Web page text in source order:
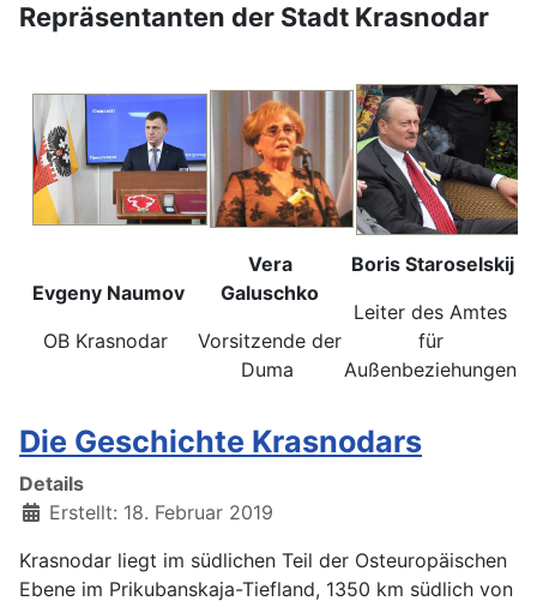
Repräsentanten der Stadt Krasnodar
Evgeny Naumov
OB Krasnodar
Vera
Galuschko
Vorsitzende der
Duma
Boris Staroselskij
Leiter des Amtes
für
Außenbeziehungen
Die Geschichte Krasnodars
Details
Erstellt: 18. Februar 2019
Krasnodar liegt im südlichen Teil der Osteuropäischen
Ebene im Prikubanskaja-Tiefland, 1350 km südlich von